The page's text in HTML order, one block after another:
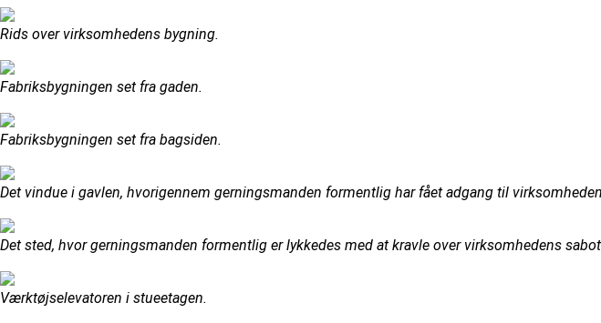
Rids over virksomhedens bygning.
Fabriksbygningen set fra gaden.
Fabriksbygningen set fra bagsiden.
Det vindue i gavlen, hvorigennem gerningsmanden formentlig har fået adgang til
Det sted, hvor gerningsmanden formentlig er lykkedes med at kravle over virksomhedens
Værktøjselevatoren i stueetagen.